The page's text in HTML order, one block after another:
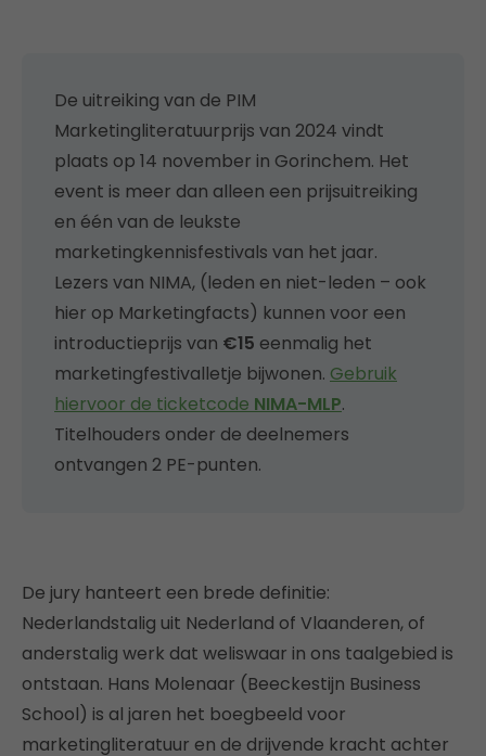
De uitreiking van de PIM
Marketingliteratuurprijs van 2024 vindt
plaats op 14 november in Gorinchem. Het
event is meer dan alleen een prijsuitreiking
en één van de leukste
marketingkennisfestivals van het jaar.
Lezers van NIMA, (leden en niet-leden – ook
hier op Marketingfacts) kunnen voor een
introductieprijs van €15 eenmalig het
marketingfestivalletje bijwonen. Gebruik
hiervoor de ticketcode NIMA-MLP.
Titelhouders onder de deelnemers
ontvangen 2 PE-punten.
De jury hanteert een brede definitie:
Nederlandstalig uit Nederland of Vlaanderen, of
anderstalig werk dat weliswaar in ons taalgebied is
ontstaan. Hans Molenaar (Beeckestijn Business
School) is al jaren het boegbeeld voor
marketingliteratuur en de drijvende kracht achter